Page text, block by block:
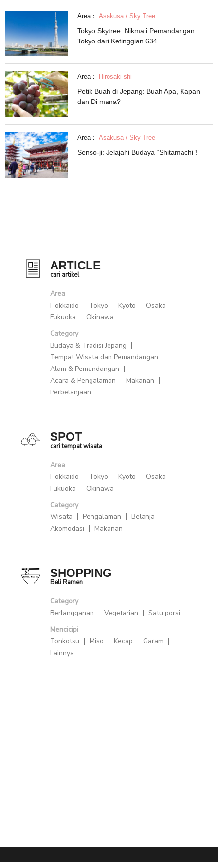
Area： Asakusa / Sky Tree
Tokyo Skytree: Nikmati Pemandangan
Tokyo dari Ketinggian 634
Area： Hirosaki-shi
Petik Buah di Jepang: Buah Apa, Kapan
dan Di mana?
Area： Asakusa / Sky Tree
Senso-ji: Jelajahi Budaya “Shitamachi”!
ARTICLE
cari artikel
Area
Hokkaido
Tokyo Kyoto
Osaka
Fukuoka
Okinawa
Category
Budaya & Tradisi Jepang
Tempat Wisata dan Pemandangan
Alam & Pemandangan
Acara & Pengalaman
Makanan
Perbelanjaan
SPOT
cari tempat wisata
Area
Hokkaido
Tokyo Kyoto
Osaka
Fukuoka
Okinawa
Category
Wisata
Pengalaman
Belanja
Akomodasi
Makanan
SHOPPING
Beli Ramen
Category
Berlangganan
Vegetarian
Satu porsi
Mencicipi
Tonkotsu
Miso Kecap
Garam
Lainnya